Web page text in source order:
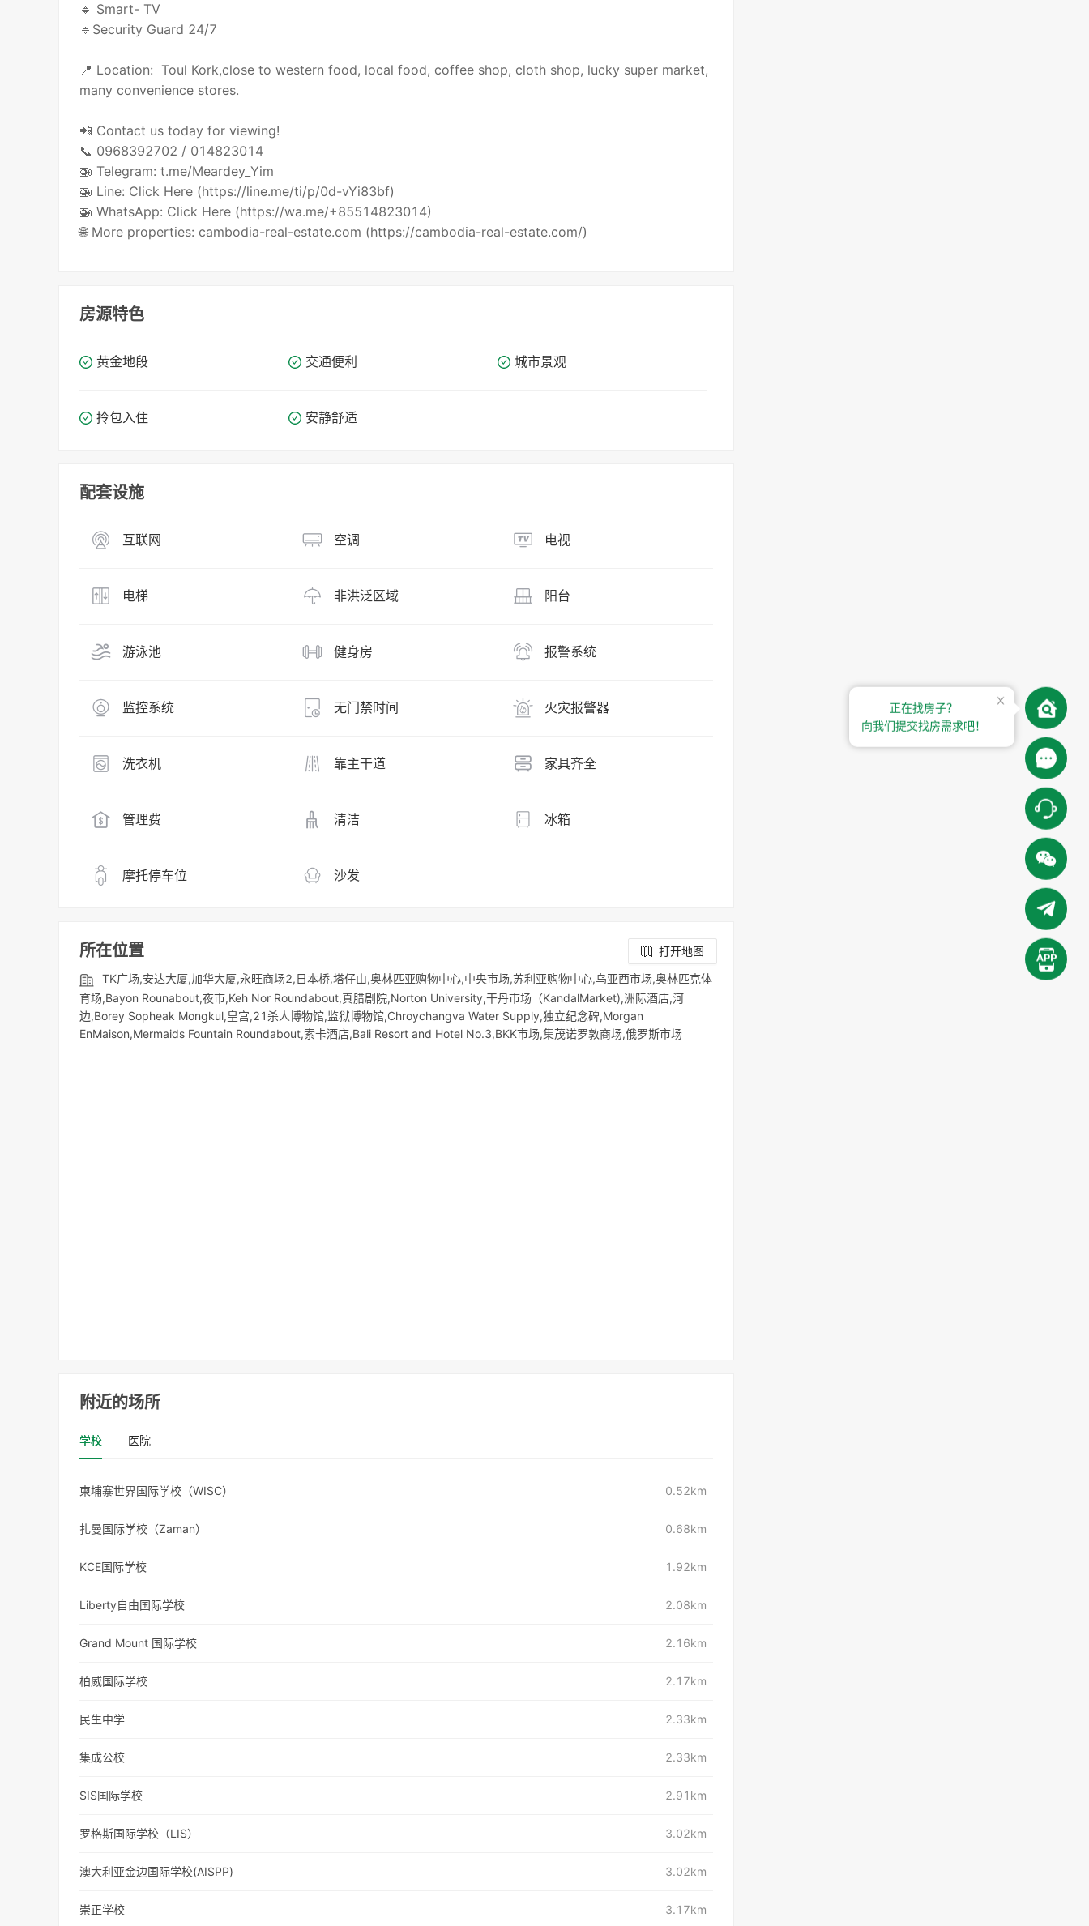
🔹 Smart- TV
🔹Security Guard 24/7
📍 Location: Toul Kork,close to western food, local food, coffee shop, cloth shop, lucky super market,
many convenience stores.
📲 Contact us today for viewing!
📞 0968392702 / 014823014
🚁 Telegram: t.me/Meardey_Yim
🚁 Line: Click Here (https://line.me/ti/p/0d-vYi83bf)
🚁 WhatsApp: Click Here (https://wa.me/+85514823014)
🌐 More properties: cambodia-real-estate.com (https://cambodia-real-estate.com/)
房源特色
黄金地段 交通便利 城市景观
拎包入住 安静舒适
配套设施
互联网 空调 电视
电梯 非洪泛区域 阳台
游泳池 健身房 报警系统
监控系统 无门禁时间 火灾报警器
洗衣机 靠主干道 家具齐全
管理费 清洁 冰箱
摩托停车位 沙发
所在位置
打开地图
TK广场,安达大厦,加华大厦,永旺商场2,日本桥,塔仔山,奥林匹亚购物中心,中央市场,苏利亚购物中心,乌亚西市场,奥林匹克体
育场,Bayon Rounabout,夜市,Keh Nor Roundabout,真腊剧院,Norton University,干丹市场（KandalMarket),洲际酒店,河
边,Borey Sopheak Mongkul,皇宫,21杀人博物馆,监狱博物馆,Chroychangva Water Supply,独立纪念碑,Morgan
EnMaison,Mermaids Fountain Roundabout,索卡酒店,Bali Resort and Hotel No.3,BKK市场,集茂诺罗敦商场,俄罗斯市场
附近的场所
学校 医院
柬埔寨世界国际学校（WISC） 0.52km
扎曼国际学校（Zaman） 0.68km
KCE国际学校 1.92km
Liberty自由国际学校 2.08km
Grand Mount 国际学校 2.16km
柏威国际学校 2.17km
民生中学 2.33km
集成公校 2.33km
SIS国际学校 2.91km
罗格斯国际学校（LIS） 3.02km
澳大利亚金边国际学校(AISPP) 3.02km
崇正学校 3.17km
正在找房子？
向我们提交找房需求吧！